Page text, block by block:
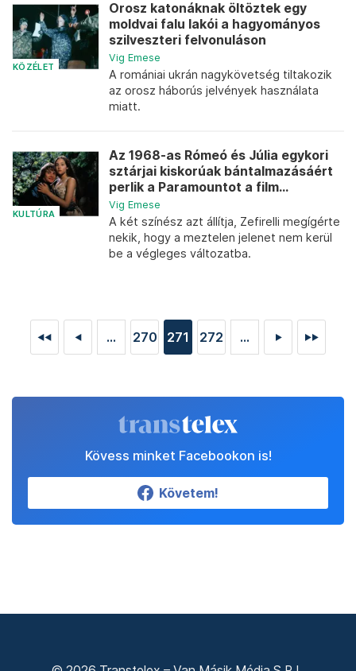
KÖZÉLET
Orosz katonáknak öltöztek egy
moldvai falu lakói a hagyományos
szilveszteri felvonuláson
Vig Emese
A romániai ukrán nagykövetség tiltakozik
az orosz háborús jelvények használata
miatt.
KULTÚRA
Az 1968-as Rómeó és Júlia egykori
sztárjai kiskorúak bántalmazásáért
perlik a Paramountot a film...
Vig Emese
A két színész azt állítja, Zefirelli megígérte
nekik, hogy a meztelen jelenet nem kerül
be a végleges változatba.
◄◄ ◄ ... 270 271 272 ... ► ►►
Kövess minket Facebookon is!
Követem!